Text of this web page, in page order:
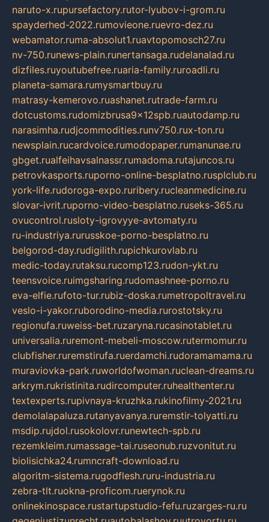
naruto-x.rupursefactory.rutor-lyubov-i-grom.ru
spayderhed-2022.rumovieone.ruevro-dez.ru
webamator.ruma-absolut1.ruavtopomosch27.ru
nv-750.runews-plain.runertansaga.rudelanalad.ru
dizfiles.ruyoutubefree.ruaria-family.ruroadli.ru
planeta-samara.rumysmartbuy.ru
matrasy-kemerovo.ruashanet.rutrade-farm.ru
dotcustoms.rudomizbrusa9x12spb.ruautodamp.ru
narasimha.rudjcommodities.runv750.rux-ton.ru
newsplain.rucardvoice.rumodopaper.rumanunae.ru
gbget.rualfeihavsalnassr.rumadoma.rutajuncos.ru
petrovkasports.ruporno-online-besplatno.rusplclub.ru
york-life.rudoroga-expo.ruribery.rucleanmedicine.ru
slovar-ivrit.ruporno-video-besplatno.ruseks-365.ru
ovucontrol.rusloty-igrovyye-avtomaty.ru
ru-industriya.rurusskoe-porno-besplatno.ru
belgorod-day.rudigilith.rupichkurovlab.ru
medic-today.rutaksu.rucomp123.rudon-ykt.ru
teensvoice.ruimgsharing.rudomashnee-porno.ru
eva-elfie.rufoto-tur.rubiz-doska.rumetropoltravel.ru
veslo-i-yakor.ruborodino-media.rurostotsky.ru
regionufa.ruweiss-bet.ruzaryna.rucasinotablet.ru
universalia.ruremont-mebeli-moscow.rutermomur.ru
clubfisher.ruremstirufa.ruerdamchi.rudoramamama.ru
muraviovka-park.ruworldofwoman.ruclean-dreams.ru
arkrym.rukristinita.rudircomputer.ruhealthenter.ru
textexperts.rupivnaya-kruzhka.rukinofilmy-2021.ru
demolalapaluza.rutanyavanya.ruremstir-tolyatti.ru
msdip.rujdol.rusokolovr.runewtech-spb.ru
rezemkleim.rumassage-tai.ruseonub.ruzvonitut.ru
biolisichka24.rumncraft-download.ru
algoritm-sistema.rugodflesh.ruru-industria.ru
zebra-tlt.ruokna-proficom.ruerynok.ru
onlinekinospace.rustartupstudio-fefu.ruzarges-ru.ru